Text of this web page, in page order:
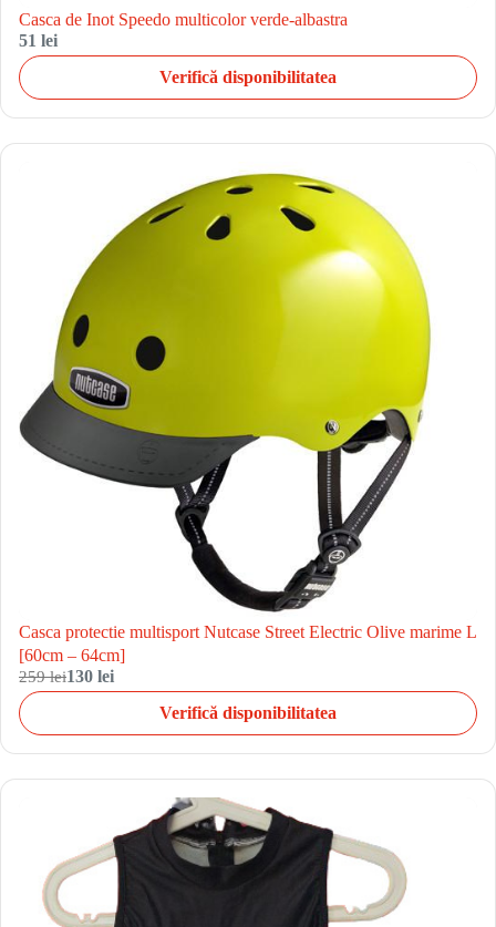
Casca de Inot Speedo multicolor verde-albastra
51 lei
Verifică disponibilitatea
Casca protectie multisport Nutcase Street Electric Olive marime L
[60cm – 64cm]
259 lei130 lei
Verifică disponibilitatea